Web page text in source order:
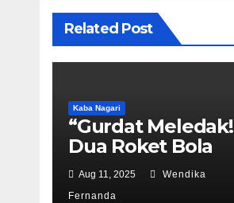
Related Post
Kaba Nagari
“Gurdat Meledak!
Dua Roket Bola
Mati Hancurkan
Aka Gadang”
Aug 11, 2025
Wendika
Fernanda